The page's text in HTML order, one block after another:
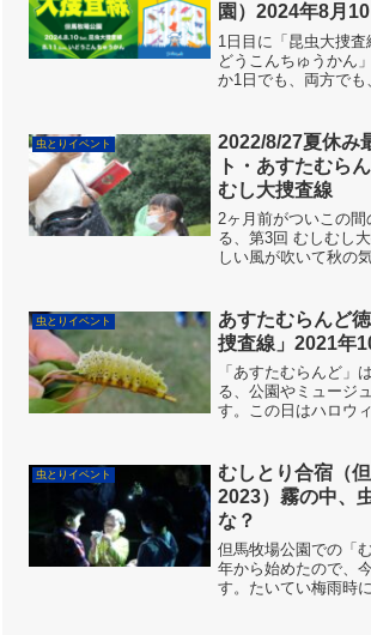
園）2024年8月
（日）開催
1日目に「昆虫大捜
どうこんちゅうかん
か1日でも、両方でも
るということは、「
べる、虫さんがい...
虫とりイベント
2022/8/27夏休み
ト・あすたむら
むし大捜査線
2ヶ月前がついこの
る、第3回 むしむし
しい風が吹いて秋の
止対策。スタッフは
ているので健康です
虫とりイベント
あすたむらんど
捜査線」2021年
「あすたむらんど」
る、公園やミュージ
す。この日はハロウ
徳島子ども科学館」
めての、むしの会に
虫とりイベント
むしとり合宿（
2023）霧の中、
な？
但馬牧場公園での「
年から始めたので、
す。たいてい梅雨時